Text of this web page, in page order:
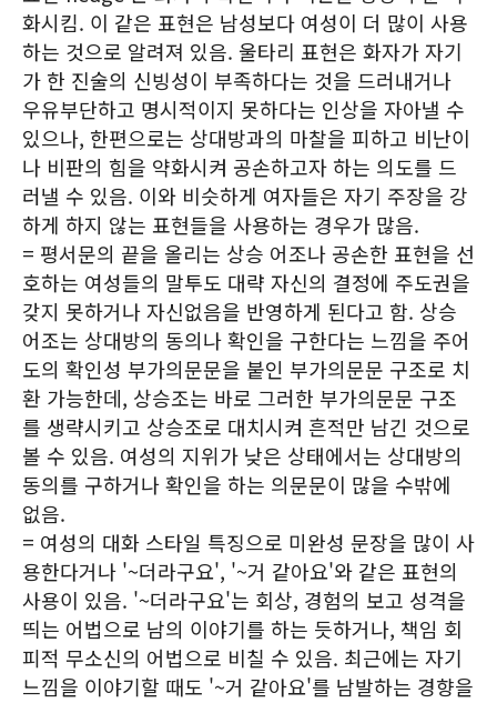
화시킴. 이 같은 표현은 남성보다 여성이 더 많이 사용
하는 것으로 알려져 있음. 울타리 표현은 화자가 자기
가 한 진술의 신빙성이 부족하다는 것을 드러내거나
우유부단하고 명시적이지 못하다는 인상을 자아낼 수
있으나, 한편으로는 상대방과의 마찰을 피하고 비난이
나 비판의 힘을 약화시켜 공손하고자 하는 의도를 드
러낼 수 있음. 이와 비슷하게 여자들은 자기 주장을 강
하게 하지 않는 표현들을 사용하는 경우가 많음.
= 평서문의 끝을 올리는 상승 어조나 공손한 표현을 선
호하는 여성들의 말투도 대략 자신의 결정에 주도권을
갖지 못하거나 자신없음을 반영하게 된다고 함. 상승
어조는 상대방의 동의나 확인을 구한다는 느낌을 주어
도의 확인성 부가의문문을 붙인 부가의문문 구조로 치
환 가능한데, 상승조는 바로 그러한 부가의문문 구조
를 생략시키고 상승조로 대치시켜 흔적만 남긴 것으로
볼 수 있음. 여성의 지위가 낮은 상태에서는 상대방의
동의를 구하거나 확인을 하는 의문문이 많을 수밖에
없음.
= 여성의 대화 스타일 특징으로 미완성 문장을 많이 사
용한다거나 '~더라구요', '~거 같아요'와 같은 표현의
사용이 있음. '~더라구요'는 회상, 경험의 보고 성격을
띄는 어법으로 남의 이야기를 하는 듯하거나, 책임 회
피적 무소신의 어법으로 비칠 수 있음. 최근에는 자기
느낌을 이야기할 때도 '~거 같아요'를 남발하는 경향을